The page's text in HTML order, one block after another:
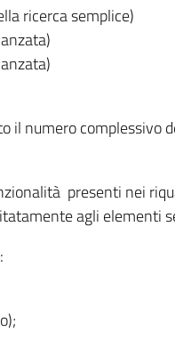
ricerca semplice)
il numero
presenti nei
agli elementi